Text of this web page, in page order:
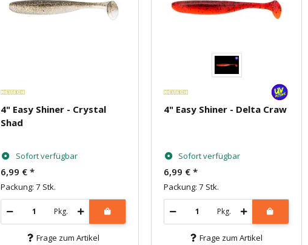
4" Easy Shiner - Crystal
Shad
Sofort verfügbar
6,99 €*
Packung: 7 Stk.
Pkg.
Frage zum Artikel
4" Easy Shiner - Delta Craw
Sofort verfügbar
6,99 €*
Packung: 7 Stk.
Pkg.
Frage zum Artikel